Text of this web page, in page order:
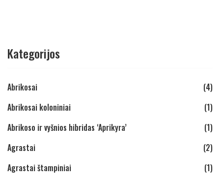
Kategorijos
Abrikosai
(4)
Abrikosai koloniniai
(1)
Abrikoso ir vyšnios hibridas ‘Aprikyra’
(1)
Agrastai
(2)
Agrastai štampiniai
(1)